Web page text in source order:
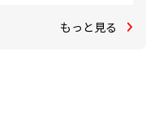
もっと見る